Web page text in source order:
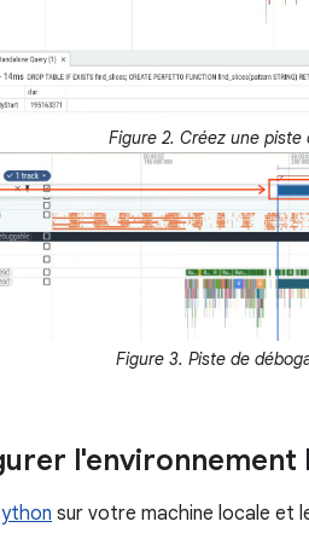
Figure 2. Créez une
Figure 3. Piste de
l'environnement
sur votre machine locale et